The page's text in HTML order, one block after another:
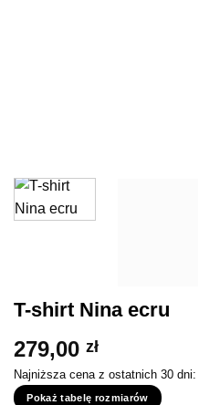
T-shirt Nina ecru
279,00 zł
Najniższa cena z ostatnich 30 dni:
Pokaż tabelę rozmiarów